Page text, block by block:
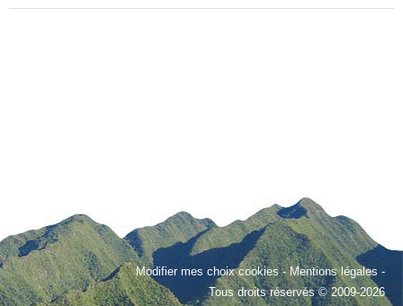
Modifier mes choix cookies-Mentions légales -
Tous droits réservés © 2009-2026